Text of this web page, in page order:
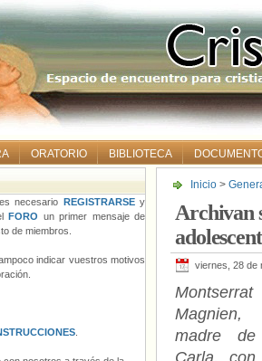
ORATORIO BIBLIOTECA
Inicio >
Archivan
viernes, 28 de
Montserrat
Magnien,
madre de
Carla, con
necesario REGISTRARSEy
FORO un primer mensaje de
de miembros.
indicar vuestros motivos